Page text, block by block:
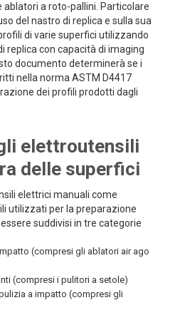
ablatori a roto-pallini. Particolare
del nastro di replica e sulla sua
di varie superfici utilizzando
replica con capacità di imaging
documento determinerà se i
nella norma ASTM D4417
dei profili prodotti dagli
elettroutensili
delle superfici
elettrici manuali come
utilizzati per la preparazione
suddivisi in tre categorie
(compresi gli ablatori air ago
(compresi i pulitori a setole)
a impatto (compresi gli